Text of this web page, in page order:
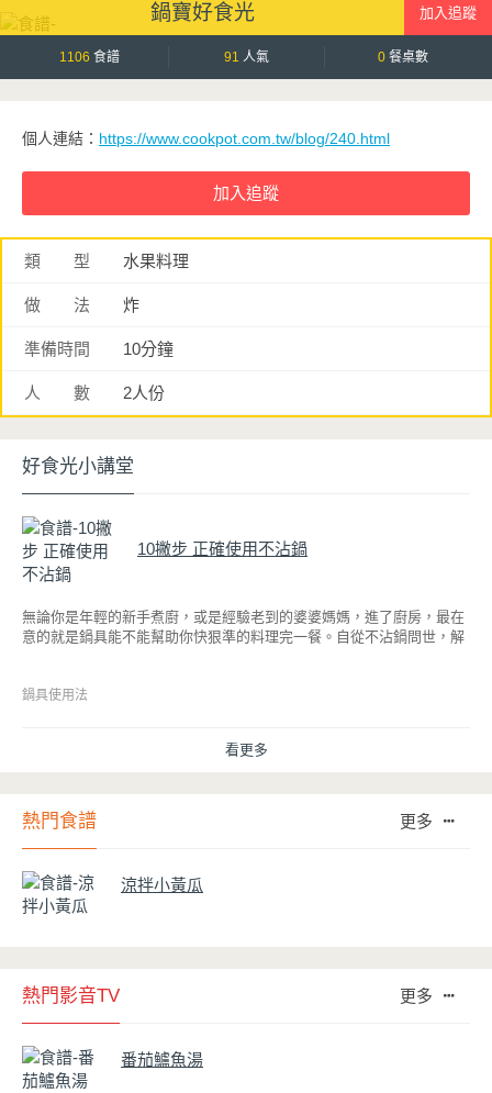
先把綠豆煮到綿密鬆軟，再攪打成綠豆沙，最後跟
牛奶混合均勻就完成~口感細緻滑順，入口帶有綠豆
天然清香，搭配濃郁奶香，冰冰喝清涼又消暑，炎
炎夏日一定要喝一杯！
鍋寶好食光
1106 食譜 91 人氣 0 餐桌數
個人連結： https://www.cookpot.com.tw/blog/240.html
類 型 水果料理
做 法 炸
準備時間 10分鐘
人 數 2人份
好食光小講堂
10撇步 正確使用不沾鍋
無論你是年輕的新手煮廚，或是經驗老到的婆婆媽媽，進了廚房，最在
意的就是鍋具能不能幫助你快狠準的料理完一餐。自從不沾鍋問世，解
因此金鑽不沾系列的鍋具，更年年穩居銷售排行榜的前幾名。然而如何
鍋具使用法
看更多
熱門食譜 更多
涼拌小黃瓜
熱門影音TV 更多
番茄鱸魚湯